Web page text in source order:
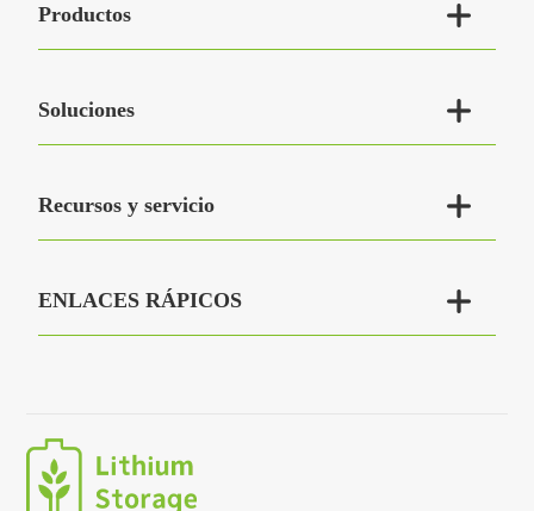
Productos 
Soluciones 
Recursos y servicio 
ENLACES RÁPICOS 